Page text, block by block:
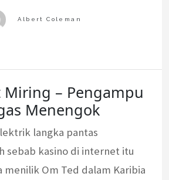
Miring – Pengampu
Menengok
langka pantas
sebab kasino di internet itu
menilik Om Ted dalam Karibia